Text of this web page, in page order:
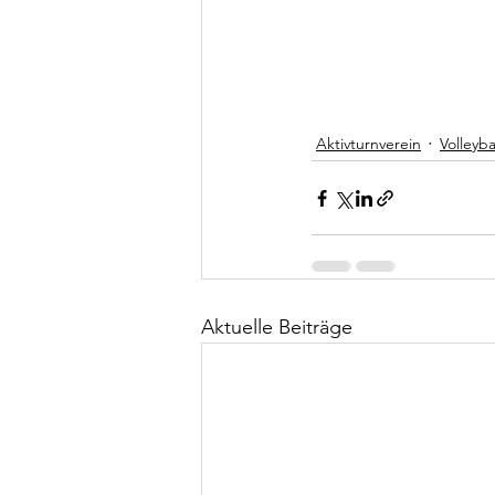
Aktivturnverein
Aktuelle Beiträge